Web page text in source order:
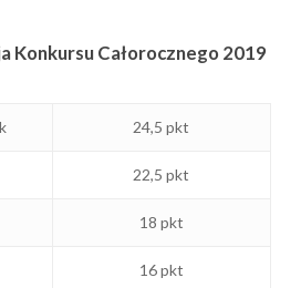
Konkursu Całorocznego 2019
24,5 pkt
22,5 pkt
18 pkt
16 pkt